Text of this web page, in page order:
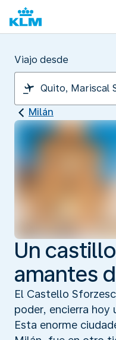
Viajo desde
Milán
Un
amantes
El Castello
poder, encierra
Esta enorme